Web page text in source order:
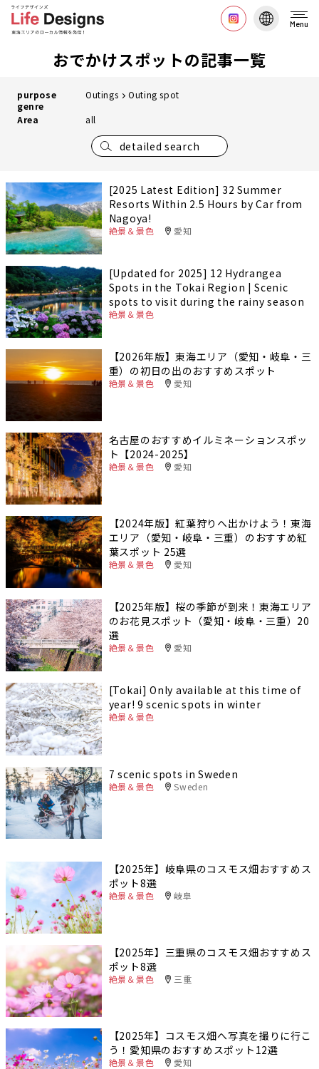
Menu
おでかけスポットの記事一覧
purpose
genre
Outings Outing spot
Area all
detailed search
[2025 Latest Edition] 32 Summer
Resorts Within 2.5 Hours by Car from
Nagoya!
絶景＆景色 愛知
[Updated for 2025] 12 Hydrangea
Spots in the Tokai Region | Scenic
spots to visit during the rainy season
絶景＆景色
【2026年版】東海エリア（愛知・岐阜・三
重）の初日の出のおすすめスポット
絶景＆景色 愛知
名古屋のおすすめイルミネーションスポッ
ト【2024-2025】
絶景＆景色 愛知
【2024年版】紅葉狩りへ出かけよう！東海
エリア（愛知・岐阜・三重）のおすすめ紅
葉スポット 25選
絶景＆景色 愛知
【2025年版】桜の季節が到来！東海エリア
のお花見スポット（愛知・岐阜・三重）20
選
絶景＆景色 愛知
[Tokai] Only available at this time of
year! 9 scenic spots in winter
絶景＆景色
7 scenic spots in Sweden
絶景＆景色 Sweden
【2025年】岐阜県のコスモス畑おすすめス
ポット8選
絶景＆景色 岐阜
【2025年】三重県のコスモス畑おすすめス
ポット8選
絶景＆景色 三重
【2025年】コスモス畑へ写真を撮りに行こ
う！愛知県のおすすめスポット12選
絶景＆景色 愛知